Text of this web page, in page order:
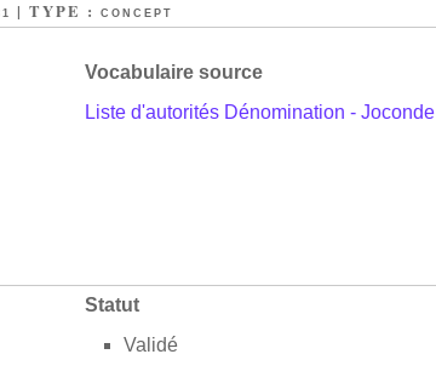
| TYPE : CONCEPT
Vocabulaire source
Liste d'autorités Dénomination - Joconde
Statut
Validé